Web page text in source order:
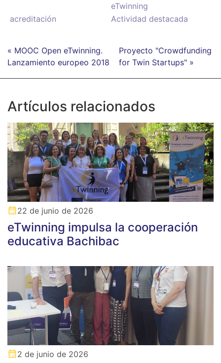
eTwinning
acreditación
Actividad destacada
« MOOC Open eTwinning.
Lanzamiento europeo 2018
Proyecto "Crowdfunding
for Twin Startups" »
Artículos relacionados
22 de junio de 2026
eTwinning impulsa la cooperación
educativa Bachibac
2 de junio de 2026